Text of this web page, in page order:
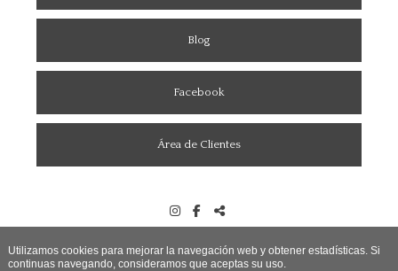
Blog
Facebook
Área de Clientes
Utilizamos cookies para mejorar la navegación web y obtener estadísticas. Si
continuas navegando, consideramos que aceptas su uso.